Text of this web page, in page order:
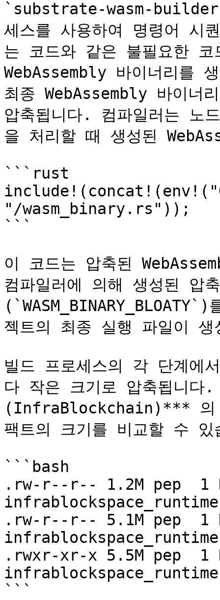
`substrate-wasm-
세스를 사용하여 명령어 시
는 코드와 같은 불필요한 코
WebAssembly 바이너리를
최종 WebAssembly 바이너
압축됩니다. 컴파일러는
을 처리할 때 생성된
```rust
"/wasm_binary.rs"));
```
이 코드는 압축된
컴파일러에 의해 생성된 압
젝트의 최종 실행 파일이 생
빌드 프로세스의 각 단계에
다 작은 크기로 압축됩니
(InfraBlockchain)*** 의
팩트의 크기를 비교할 수 있
```bash
.rw-r--r-- 1.2M pep  1
.rw-r--r-- 5.1M pep  1
.rwxr-xr-x 5.5M pep  1
```